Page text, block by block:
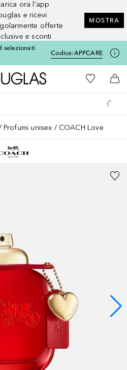
ora l'app
e ricevi
offerte
e sconti
MOSTRA
selezionati
Codice:APPCARE
A Douglas HomeAlla Mia
Al
Profumi unisex COACH Love